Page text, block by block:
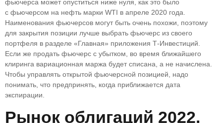
фьючерса может опуститься ниже нуля, как это было
с фьючерсом на нефть марки WTI в апреле 2020 года.
Наименования фьючерсов могут быть очень похожи, поэтому
для закрытия позиции лучше выбрать фьючерс из своего
портфеля в разделе «Главная» приложения Т‑Инвестиций.
Если же продать фьючерс с убытком, во время ближайшего
клиринга вариационная маржа будет списана, а не начислена.
Чтобы управлять открытой фьючерсной позицией, надо
понимать, что предпринять, когда приближается дата
экспирации.
Рынок облигаций 2022.